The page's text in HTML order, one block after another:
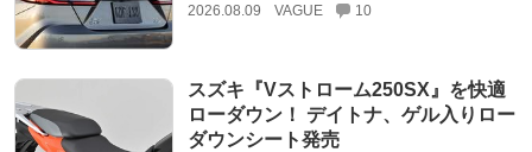
2026.08.09 VAGUE 10
スズキ『Vストローム250SX』を快適
ローダウン！ デイトナ、ゲル入りロー
ダウンシート発売